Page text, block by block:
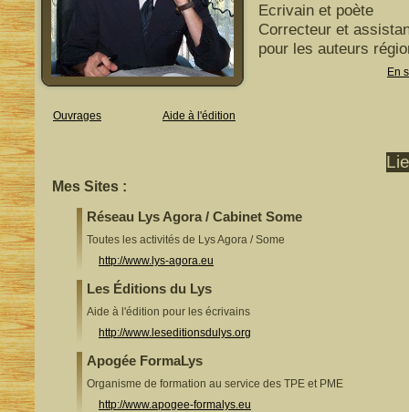
Ecrivain et poète
Correcteur et
pour les auteurs
En
Ouvrages Aide à l'édition
Mes Sites :
Réseau Lys Agora / Cabinet Some
Toutes les activités de Lys Agora / Some
http://www.lys-agora.eu
Les Éditions du Lys
Aide à l'édition pour les écrivains
http://www.leseditionsdulys.org
Apogée FormaLys
Organisme de formation au service des TPE et PME
http://www.apogee-formalys.eu